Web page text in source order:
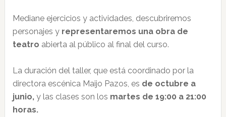
Mediane ejercicios y actividades, descubriremos
personajes y representaremos una obra de
teatro abierta al público al final del curso.
La duración del taller, que está coordinado por la
directora escénica Maijo Pazos, es de octubre a
junio,y las clases son los martes de 19:00 a 21:00
horas.